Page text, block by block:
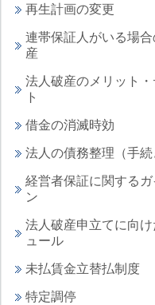
再生計画の変更
連帯保証人がいる場
産
法人破産のメリット・
ト
借金の消滅時効
法人の債務整理（手続
経営者保証に関するガ
ン
法人破産申立てに向
ュール
未払賃金立替払制度
特定調停